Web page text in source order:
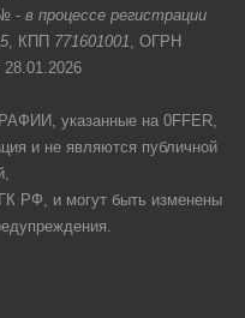
- в процессе регистрации
, КПП 771601001, ОГРН
28.01.2026
указанные на 0FFER,
и не являются публичной
РФ, и могут быть изменены